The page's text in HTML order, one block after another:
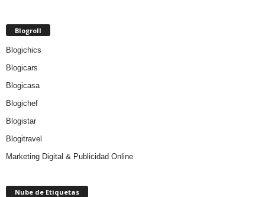
Blogroll
Blogichics
Blogicars
Blogicasa
Blogichef
Blogistar
Blogitravel
Marketing Digital & Publicidad Online
Nube de Etiquetas